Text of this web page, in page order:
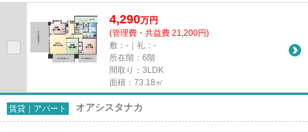
4,290万円
(管理費・共益費 21,200円)
敷：-｜礼：-
所在階：6階
間取り：3LDK
面積：73.18㎡
賃貸｜アパート オアシスタナカ